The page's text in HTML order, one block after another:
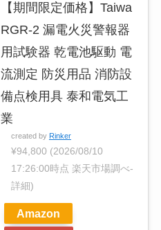
【期間限定価格】Taiwa
RGR-2 漏電火災警報器
用試験器 乾電池駆動 電
流測定 防災用品 消防設
備点検用具 泰和電気工
業
created by Rinker
¥94,800 (2026/08/10
17:26:00時点 楽天市場調べ-
詳細)
Amazon